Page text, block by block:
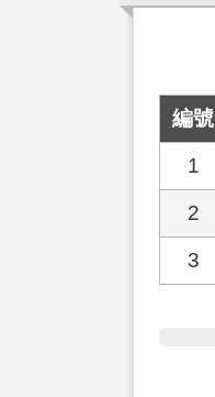
編號
1
2
3